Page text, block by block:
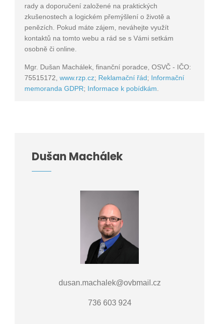
rady a doporučení založené na praktických
zkušenostech a logickém přemýšlení o životě a
penězích. Pokud máte zájem, neváhejte využít
kontaktů na tomto webu a rád se s Vámi setkám
osobně či online.
Mgr. Dušan Machálek, finanční poradce, OSVČ - IČO:
75515172, www.rzp.cz; Reklamační řád; Informační
memoranda GDPR; Informace k pobídkám
Dušan Machálek
dusan.machalek@ovbmail.cz
736 603 924